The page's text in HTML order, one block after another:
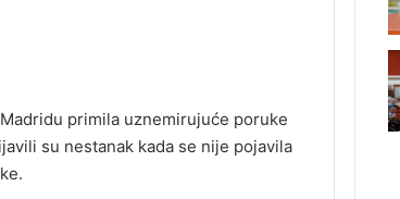
primila uznemirujuće poruke
su nestanak kada se nije pojavila